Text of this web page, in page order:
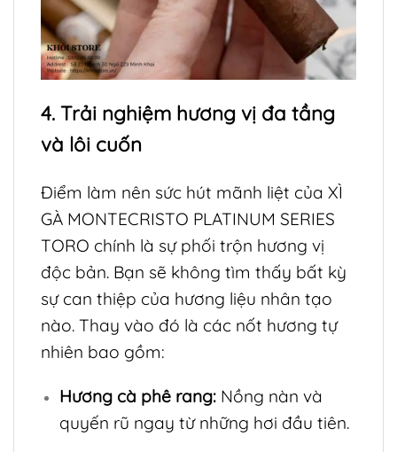
4. Trải nghiệm hương vị đa tầng
và lôi cuốn
Điểm làm nên sức hút mãnh liệt của XÌ
GÀ MONTECRISTO PLATINUM SERIES
TORO chính là sự phối trộn hương vị
độc bản. Bạn sẽ không tìm thấy bất kỳ
sự can thiệp của hương liệu nhân tạo
nào. Thay vào đó là các nốt hương tự
nhiên bao gồm:
Hương cà phê rang:Nồng nàn và
quyến rũ ngay từ những hơi đầu tiên.